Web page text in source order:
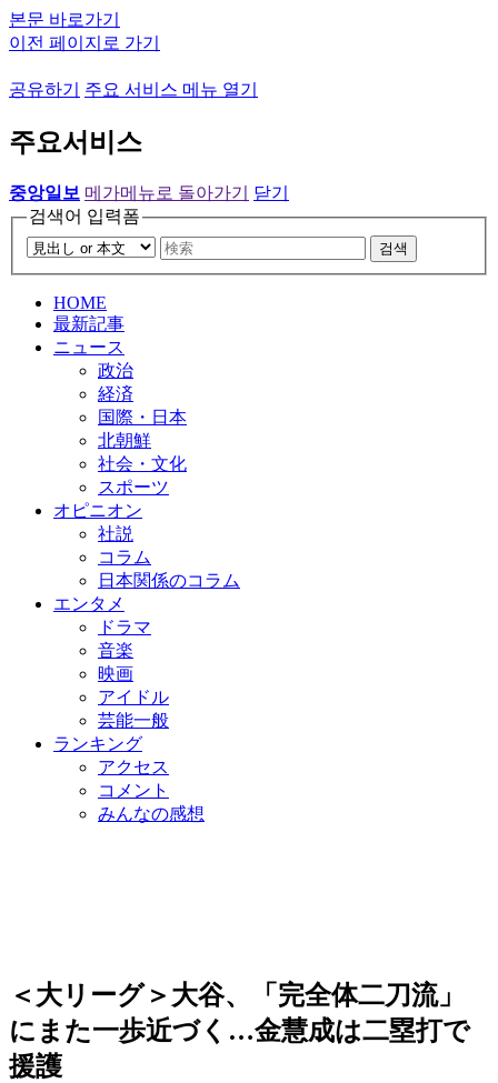
본문 바로가기
이전 페이지로 가기
공유하기 주요 서비스 메뉴 열기
주요서비스
중앙일보 메가메뉴로 돌아가기
닫기
검색어 입력폼
검색
HOME
最新記事
ニュース
政治
経済
国際・日本
北朝鮮
社会・文化
スポーツ
オピニオン
社説
コラム
日本関係のコラム
エンタメ
ドラマ
音楽
映画
アイドル
芸能一般
ランキング
アクセス
コメント
みんなの感想
＜大リーグ＞大谷、「完全体二刀流」
にまた一歩近づく…金慧成は二塁打で
援護